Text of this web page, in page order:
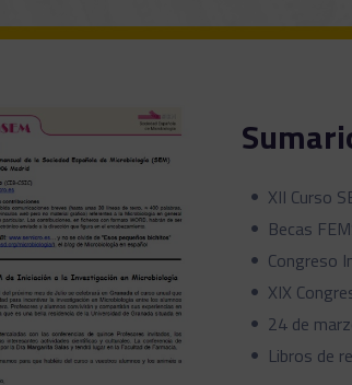
XII Curso
Becas
Congreso
XIX
24 de
Libros de